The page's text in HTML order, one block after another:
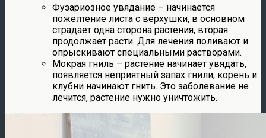
Фузариозное увядание – начинается
пожелтение листа с верхушки, в основном
страдает одна сторона растения, вторая
продолжает расти. Для лечения поливают и
опрыскивают специальными растворами.
Мокрая гниль – растение начинает увядать,
появляется неприятный запах гнили, корень и
клубни начинают гнить. Это заболевание не
лечится, растение нужно уничтожить.